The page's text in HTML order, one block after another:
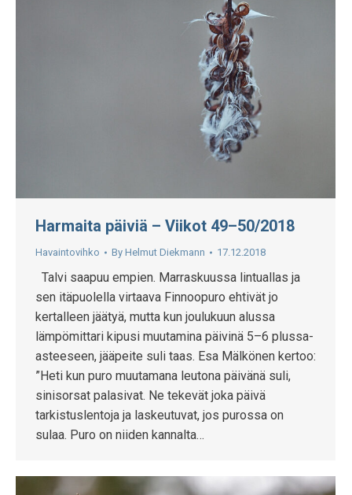
Harmaita päiviä – Viikot 49–50/2018
Havaintovihko By Helmut Diekmann 17.12.2018
Talvi saapuu empien. Marraskuussa lintuallas ja
sen itäpuolella virtaava Finnoopuro ehtivät jo
kertalleen jäätyä, mutta kun joulukuun alussa
lämpömittari kipusi muutamina päivinä 5–6 plussa-
asteeseen, jääpeite suli taas. Esa Mälkönen kertoo:
”Heti kun puro muutamana leutona päivänä suli,
sinisorsat palasivat. Ne tekevät joka päivä
tarkistuslentoja ja laskeutuvat, jos purossa on
sulaa. Puro on niiden kannalta…